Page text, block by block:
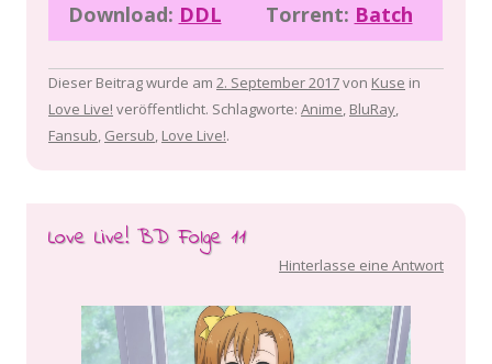
Download: DDL Torrent: Batch
Dieser Beitrag wurde am 2. September 2017von Kuse in
Love Live! veröffentlicht. Schlagworte: Anime, BluRay,
Fansub, Gersub, Love Live!.
Love Live! BD Folge 11
Hinterlasse eine Antwort